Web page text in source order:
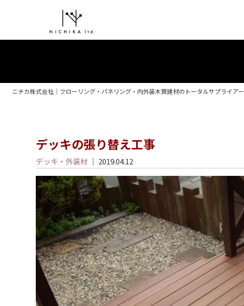
ニチカ株式会社｜フローリング・パネリング・内外装木質建材のトータルサプライアー
デッキの張り替え工事
デッキ・外装材 ｜ 2019.04.12